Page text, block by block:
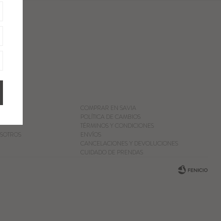
COMPRAR EN SAVIA
POLÍTICA DE CAMBIOS
TÉRMINOS Y CONDICIONES
ENVÍOS
CANCELACIONES Y DEVOLUCIONES
CUIDADO DE PRENDAS